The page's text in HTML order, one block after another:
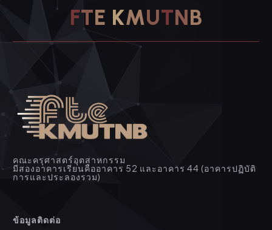
FTE KMUTNB
คณะครุศาสตร์อุตสาหกรรม
มีสองอาคารเรียนคืออาคาร 52 และอาคาร 44 (อาคารปฏิบัติ
การและประลองรวม)
ข้อมูลติดต่อ